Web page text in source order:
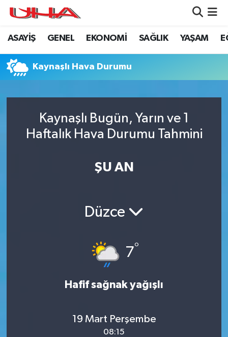
ASAYİŞ GENEL EKONOMİ SAĞLIK YAŞAM
Kaynaşlı Hava Durumu
Kaynaşlı Bugün, Yarın ve 1
Haftalık Hava Durumu Tahmini
ŞU AN
Düzce
7°
Hafif sağnak yağışlı
19 Mart Perşembe
08:15
ASAYİŞ
GÜNDEM
YAŞAM
BİLİM VE TEKNOLOJİ
Nöbetçi Eczaneler
Hava Durumu
Trafik Durumu